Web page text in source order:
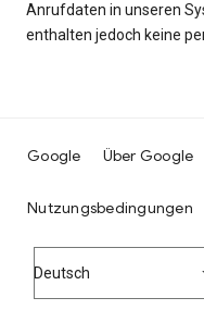
Anrufdaten in unseren
enthalten jedoch keine
Google Über Google
Nutzungsbedingungen
Deutsch